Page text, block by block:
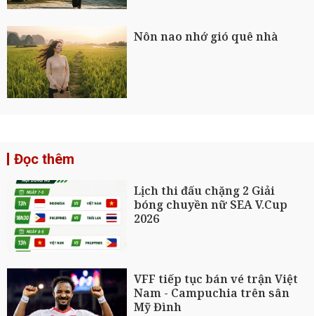
Nôn nao nhớ gió quê nhà
Đọc thêm
Lịch thi đấu chặng 2 Giải
bóng chuyền nữ SEA V.Cup
2026
VFF tiếp tục bán vé trận Việt
Nam - Campuchia trên sân
Mỹ Đình